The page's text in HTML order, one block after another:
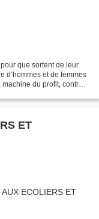
que sortent de leur
d’hommes et de femmes
du profit, contre
ET